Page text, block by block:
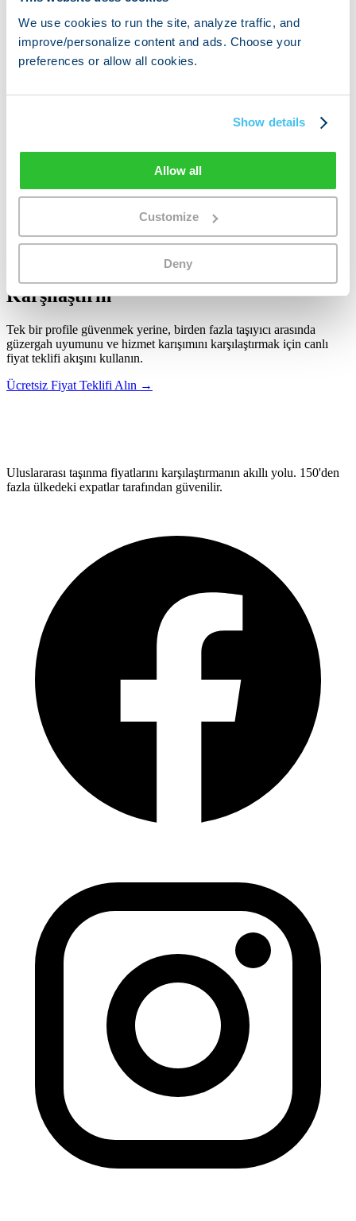
We use cookies to run the site, analyze traffic, and
improve/personalize content and ads. Choose your
preferences or allow all cookies.
Show details
Allow all
Customize
Deny
Compare route fit through the live quote flow.
Yayınlanan Gerçekler
Coverage focus Europe
Planlamaya Devam Et
→Moving to Germany →Moving to the Netherlands →Moving to
Ayrıntılı sertifikalar, incelemeler ve ikincil kanıt noktaları, bu genel
profil sözleşmesini değiştirmeden daha sonra genişletilebilir.
Bu Taşıyıcıyı Diğer Seçeneklerle
Karşılaştırın
Tek bir profile güvenmek yerine, birden fazla taşıyıcı arasında
güzergah uyumunu ve hizmet karışımını karşılaştırmak için canlı
fiyat teklifi akışını kullanın.
Ücretsiz Fiyat Teklifi Alın →
Uluslararası taşınma fiyatlarını karşılaştırmanın akıllı yolu. 150'den
fazla ülkedeki expatlar tarafından güvenilir.